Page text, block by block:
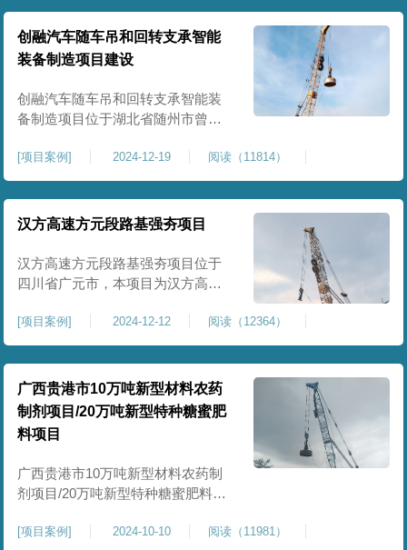
基承载力不小于180Kpa，该项目场
地周边已有建筑物，且本项目采用
夯击能较大，夯击次数较多，为确
保场地临近建筑物安全性，我司在
临近建筑物的场地界限开挖减震沟
创融汽车随车吊和回转支承智能
装备制造项目建设
创融汽车随车吊和回转支承智能装
备制造项目位于湖北省随州市曾都
套设置，本次对主要对项目生产车
间区域进行强夯施工，面积约为
20000平方米，要求经强夯后地基承
载力不低于140Kpa。康尚强夯公司
场，设备型号为ZRYG3500C，施工
作业人员按照设计严格施工。
[项目案例] 2024-12-19 阅读（11814）
汉方高速方元段路基强夯项目
汉方高速方元段路基强夯项目位于
四川省广元市，本项目为汉方高速
240000平方米，施工周期长，待路
基回填达到设计标高后，强夯施工
一次。我司于土方单位交叉作业。
康尚强夯公司于2024年10月20日安
排设备人员进场，按照图纸设计施
工。
[项目案例] 2024-12-12 阅读（12364）
广西贵港市10万吨新型材料农药
制剂项目/20万吨新型特种糖蜜肥
料项目
广西贵港市10万吨新型材料农药制
剂项目/20万吨新型特种糖蜜肥料项
期施工，一期为10万吨新型材料农
[项目案例] 2024-10-10 阅读（11981）